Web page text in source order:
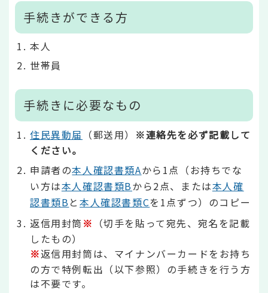
手続きができる方
本人
世帯員
手続きに必要なもの
住民異動届 （郵送用） ※連絡先を必ず記載して
ください。
申請者の本人確認書類Aから1点（お持ちでな
い方は本人確認書類Bから2点、または本人確
認書類Bと本人確認書類Cを1点ずつ）のコピー
返信用封筒 ※ （切手を貼って宛先、宛名を記載
したもの）
※返信用封筒は、マイナンバーカードをお持ち
の方で特例転出（以下参照）の手続きを行う方
は不要です。